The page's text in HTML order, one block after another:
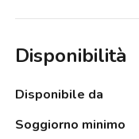
Disponibilità
Disponibile da
Soggiorno minimo